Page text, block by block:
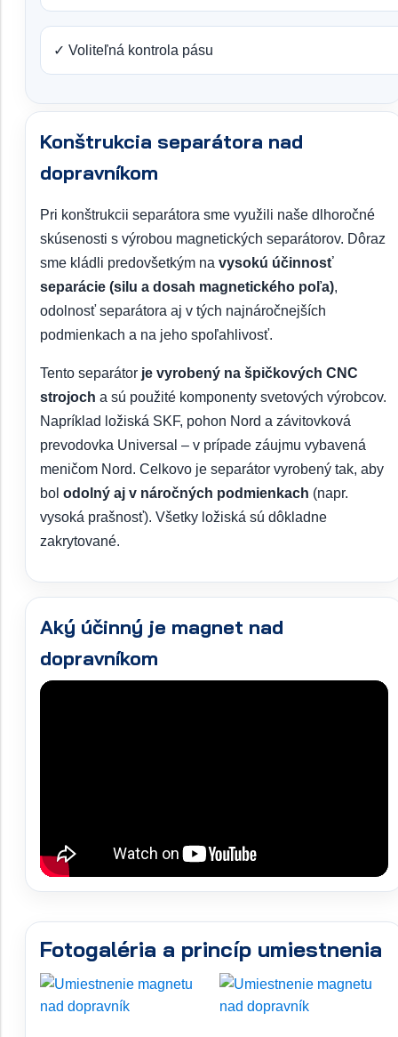
✓ Voliteľná kontrola pásu
Konštrukcia separátora nad
dopravníkom
Pri konštrukcii separátora sme využili naše dlhoročné
skúsenosti s výrobou magnetických separátorov. Dôraz
sme kládli predovšetkým na vysokú účinnosť
separácie (silu a dosah magnetického poľa),
odolnosť separátora aj v tých najnáročnejších
podmienkach a na jeho spoľahlivosť.
Tento separátor je vyrobený na špičkových CNC
strojoch a sú použité komponenty svetových výrobcov.
Napríklad ložiská SKF, pohon Nord a závitovková
prevodovka Universal – v prípade záujmu vybavená
meničom Nord. Celkovo je separátor vyrobený tak, aby
bol odolný aj v náročných podmienkach (napr.
vysoká prašnosť). Všetky ložiská sú dôkladne
zakrytované.
Aký účinný je magnet nad
dopravníkom
Fotogaléria a princíp umiestnenia